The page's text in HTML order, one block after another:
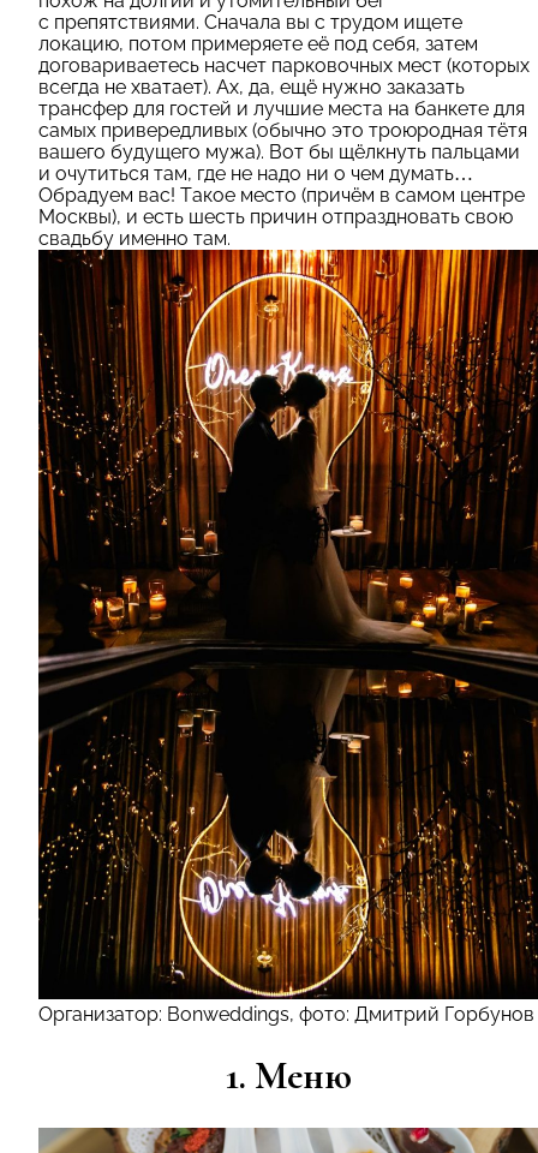
с препятствиями. Сначала вы с трудом ищете
локацию, потом примеряете её под себя, затем
договариваетесь насчет парковочных мест (которых
всегда не хватает). Ах, да, ещё нужно заказать
трансфер для гостей и лучшие места на банкете для
самых привередливых (обычно это троюродная тётя
вашего будущего мужа). Вот бы щёлкнуть пальцами
и очутиться там, где не надо ни о чем думать…
Обрадуем вас! Такое место (причём в самом центре
Москвы), и есть шесть причин отпраздновать свою
свадьбу именно там.
Организатор: Bonweddings, фото: Дмитрий Горбунов
1. Меню